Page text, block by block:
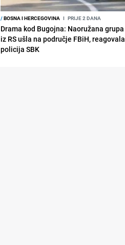
/BOSNA I HERCEGOVINA I PRIJE 2 DANA
Drama kod Bugojna: Naoružana grupa
iz RS ušla na područje FBiH, reagovala
policija SBK